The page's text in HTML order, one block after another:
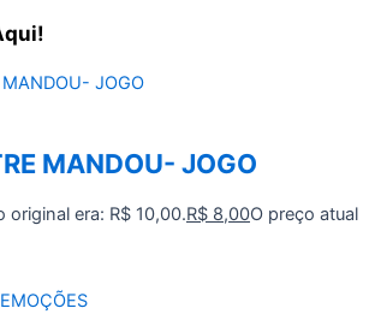
MANDOU- JOGO
original era: R$ 10,00.R$ 8,00O preço atual